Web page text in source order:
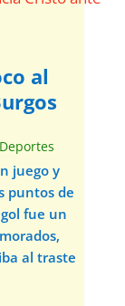
al
Deportes
juego y
puntos de
fue un
al traste